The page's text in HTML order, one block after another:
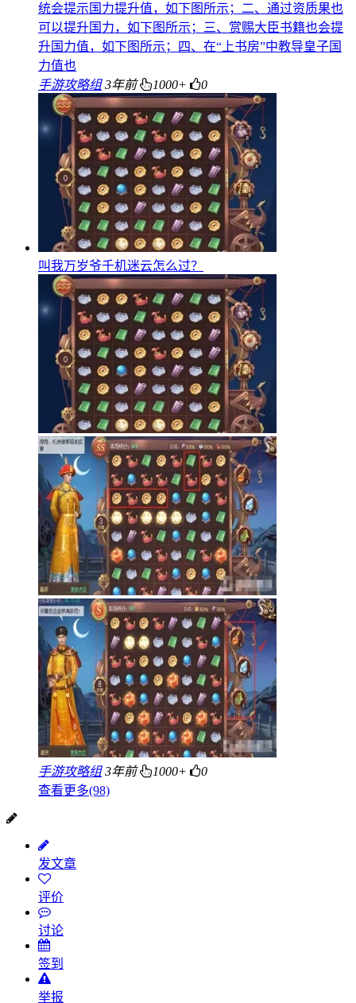
统会提示国力提升值，如下图所示；二、通过资质果也
可以提升国力，如下图所示；三、赏赐大臣书籍也会提
升国力值，如下图所示；四、在“上书房”中教导皇子国
力值也
手游攻略组 3年前 1000+ 0
叫我万岁爷千机迷云怎么过？
手游攻略组 3年前 1000+
0
查看更多(98)
发文章
评价
讨论
签到
举报